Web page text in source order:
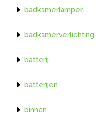
badkamerlampen
badkamerverlichting
batterij
batterijen
binnen